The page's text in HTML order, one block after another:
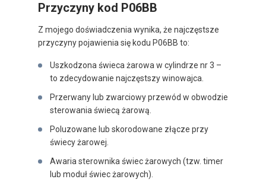
Przyczyny kod P06BB
Z mojego doświadczenia wynika, że najczęstsze
przyczyny pojawienia się kodu P06BB to:
Uszkodzona świeca żarowa w cylindrze nr 3 –
to zdecydowanie najczęstszy winowajca.
Przerwany lub zwarciowy przewód w obwodzie
sterowania świecą żarową.
Poluzowane lub skorodowane złącze przy
świecy żarowej.
Awaria sterownika świec żarowych (tzw. timer
lub moduł świec żarowych).